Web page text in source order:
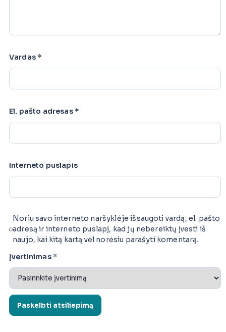
Vardas *
El. pašto adresas *
Interneto puslapis
Noriu savo interneto naršyklėje išsaugoti vardą, el. pašto
adresą ir interneto puslapį, kad jų nebereiktų įvesti iš
naujo, kai kitą kartą vėl norėsiu parašyti komentarą.
Įvertinimas *